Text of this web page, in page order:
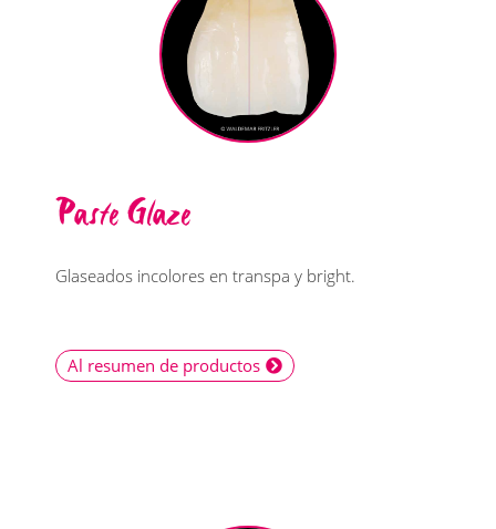
Paste Glaze
Glaseados incolores en transpa y bright.
Al resumen de productos